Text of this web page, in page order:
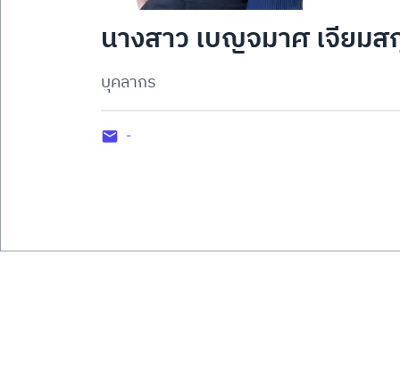
นางสาว เบญจมาศ เจียม
บุคลากร
-